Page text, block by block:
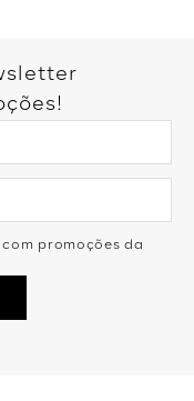
promoções da